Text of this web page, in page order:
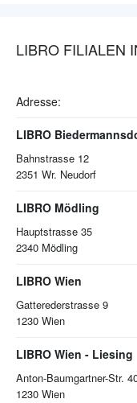
LIBRO FILIALEN
Adresse:
LIBRO
Bahnstrasse 12
2351 Wr. Neudorf
LIBRO Mödling
Hauptstrasse 35
2340 Mödling
LIBRO Wien
Gatterederstrasse 9
1230 Wien
LIBRO Wien - Liesing
Anton-Baumgartner-Str.
1230 Wien